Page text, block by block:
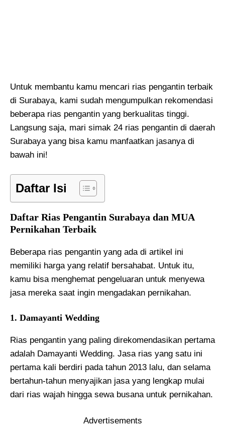
Untuk membantu kamu mencari rias pengantin terbaik
di Surabaya, kami sudah mengumpulkan rekomendasi
beberapa rias pengantin yang berkualitas tinggi.
Langsung saja, mari simak 24 rias pengantin di daerah
Surabaya yang bisa kamu manfaatkan jasanya di
bawah ini!
Daftar Isi
Daftar Rias Pengantin Surabaya dan MUA
Pernikahan Terbaik
Beberapa rias pengantin yang ada di artikel ini
memiliki harga yang relatif bersahabat. Untuk itu,
kamu bisa menghemat pengeluaran untuk menyewa
jasa mereka saat ingin mengadakan pernikahan.
1. Damayanti Wedding
Rias pengantin yang paling direkomendasikan pertama
adalah Damayanti Wedding. Jasa rias yang satu ini
pertama kali berdiri pada tahun 2013 lalu, dan selama
bertahun-tahun menyajikan jasa yang lengkap mulai
dari rias wajah hingga sewa busana untuk pernikahan.
Advertisements